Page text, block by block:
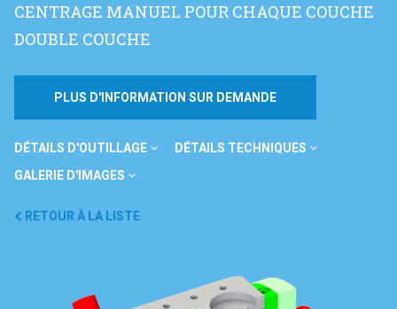
CENTRAGE MANUEL POUR CHAQUE COUCHE
DOUBLE COUCHE
PLUS D'INFORMATION SUR DEMANDE
DÉTAILS D'OUTILLAGE
DÉTAILS TECHNIQUES
GALERIE D'IMAGES
RETOUR À LA LISTE